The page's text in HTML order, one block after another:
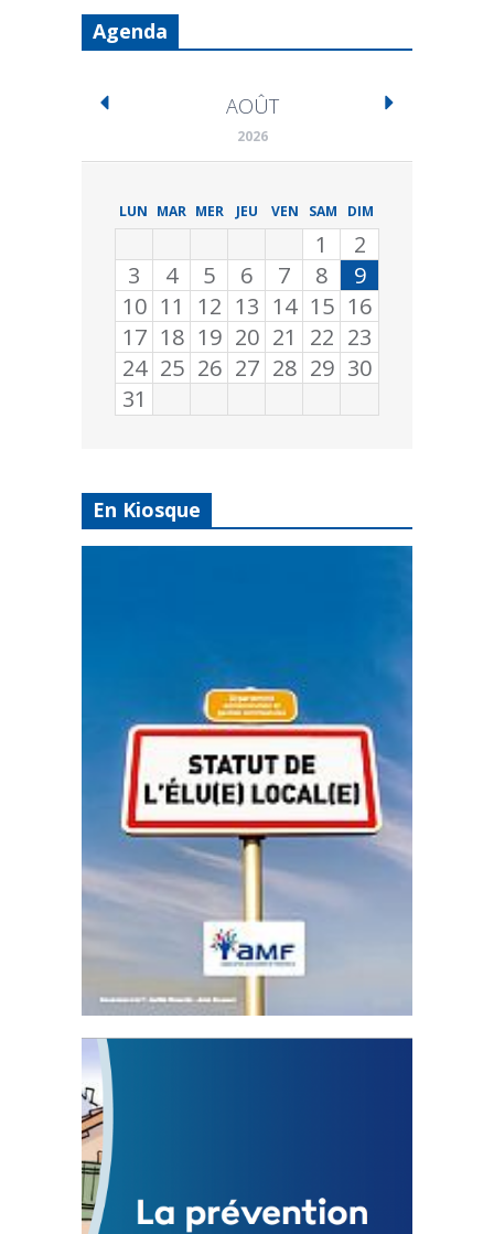
Agenda
AOÛT
2026
LUN MAR MER JEU VEN SAM DIM
1
2
3
4 5 6 7 8
9
10 11 12 13 14 15 16
17 18 19 20 21 22 23
24 25 26 27 28 29 30
31
En Kiosque
Statut de l’élu local
3 avril 2024
Mise à jour avril 2024
FEUILLETER